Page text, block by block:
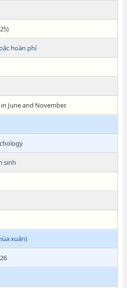
hoàn phí
June and November.
sinh
xuân)